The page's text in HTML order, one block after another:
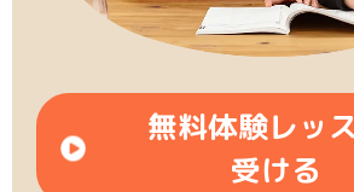
無料体験レッ
受ける